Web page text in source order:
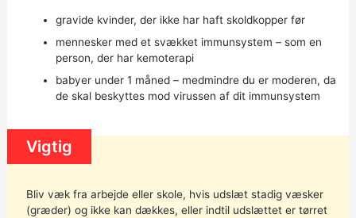
gravide kvinder, der ikke har haft skoldkopper før
mennesker med et svækket immunsystem – som en
person, der har kemoterapi
babyer under 1 måned – medmindre du er moderen, da
de skal beskyttes mod virussen af dit immunsystem
Vigtig
Bliv væk fra arbejde eller skole, hvis udslæt stadig væsker
(græder) og ikke kan dækkes, eller indtil udslættet er tørret